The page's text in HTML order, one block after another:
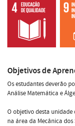
Objetivos de
Os estudantes deverão
Análise Matemática e
O objetivo desta
na área da Mecânica dos